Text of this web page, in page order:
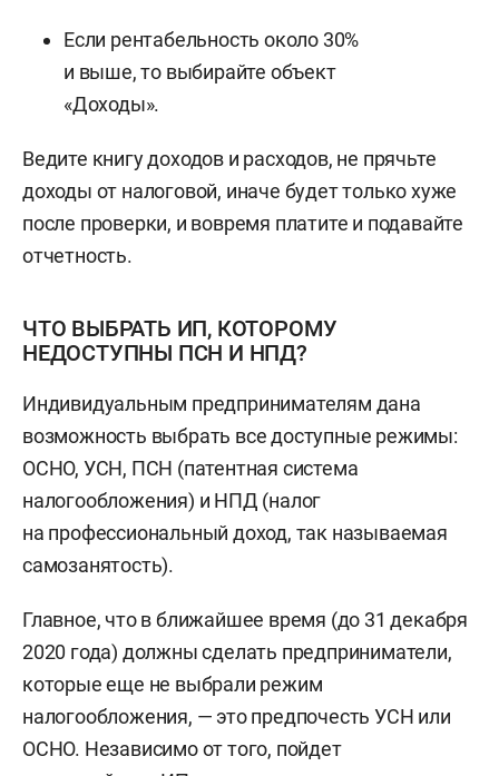
Если рентабельность около 30%
и выше, то выбирайте объект
«Доходы».
Ведите книгу доходов и расходов, не прячьте
доходы от налоговой, иначе будет только хуже
после проверки, и вовремя платите и подавайте
отчетность.
ЧТО ВЫБРАТЬ ИП, КОТОРОМУ
НЕДОСТУПНЫ ПСН И НПД?
Индивидуальным предпринимателям дана
возможность выбрать все доступные режимы:
ОСНО, УСН, ПСН (патентная система
налогообложения) и НПД (налог
на профессиональный доход, так называемая
самозанятость).
Главное, что в ближайшее время (до 31 декабря
2020 года) должны сделать предприниматели,
которые еще не выбрали режим
налогообложения, — это предпочесть УСН или
ОСНО. Независимо от того, пойдет